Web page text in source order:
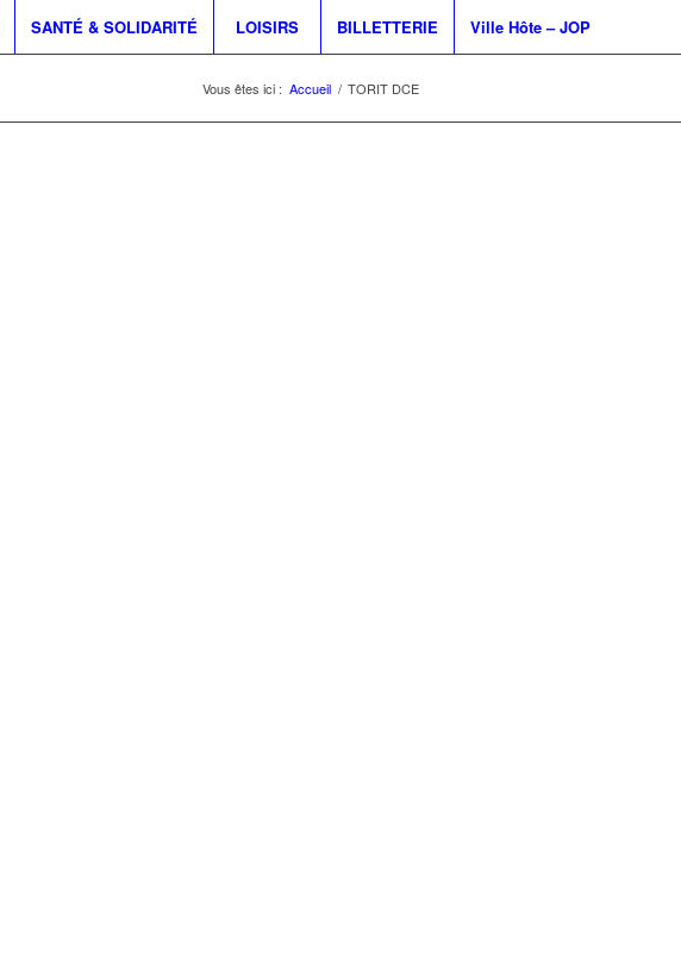
SANTÉ & SOLIDARITÉ LOISIRS BILLETTERIE Ville Hôte – JOP
Vous êtes ici : Accueil / TORIT DCE